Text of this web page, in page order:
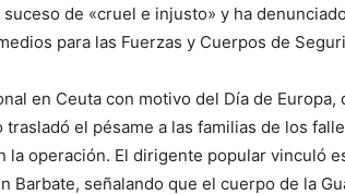
de «cruel e injusto» y ha
para las Fuerzas y Cuerpos de
en Ceuta con motivo del Día de Europa,
el pésame a las familias de los
la operación. El dirigente popular vinculó
Barbate, señalando que el cuerpo de la